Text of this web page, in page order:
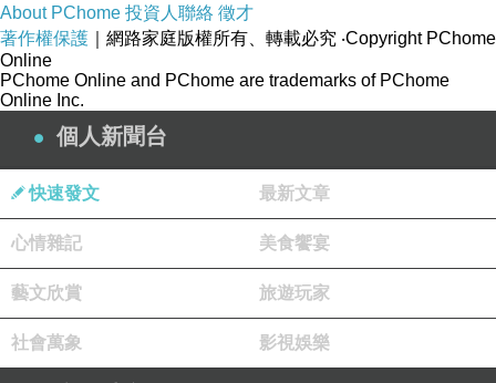
Vincent飛向了星際，想來Irene也將有一個完全
不同的人生。結局震撼著我，讓我看見不留下任
何後路的Vincent讓自己的人生截然不同............
Vincent的弟弟驚訝的問Vincent，「你怎麼做到
的？」Vincent回答，「我用全部的力氣向前，不
留任何回頭的餘地」。
尋求著微小的可能性，呼應著「侏儸紀公園」，
曾經每個生命的存在都是那微小的可能性，「生
About PChome 投資人聯絡 徵才
著作權保護 ｜網路家庭版權所有、轉載必究 ‧Copyright PChome
Online
PChome Online and PChome are trademarks of PChome
Online Inc.
個人新聞台
快速發文 最新文章
心情雜記 美食饗宴
藝文欣賞 旅遊玩家
社會萬象 影視娛樂